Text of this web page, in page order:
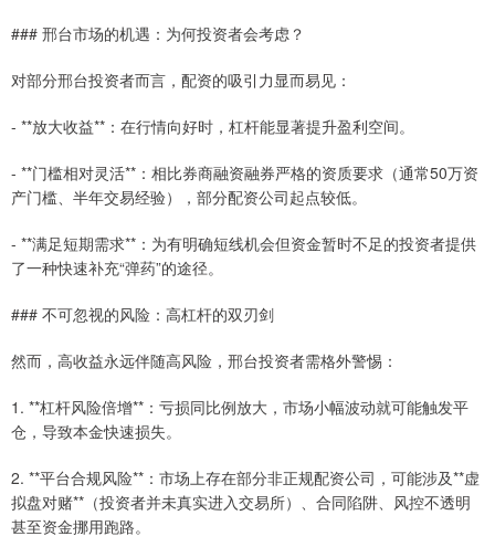
### 邢台市场的机遇：为何投资者会考虑？
对部分邢台投资者而言，配资的吸引力显而易见：
- **放大收益**：在行情向好时，杠杆能显著提升盈利空间。
- **门槛相对灵活**：相比券商融资融券严格的资质要求（通常50万资
产门槛、半年交易经验），部分配资公司起点较低。
- **满足短期需求**：为有明确短线机会但资金暂时不足的投资者提供
了一种快速补充“弹药”的途径。
### 不可忽视的风险：高杠杆的双刃剑
然而，高收益永远伴随高风险，邢台投资者需格外警惕：
1. **杠杆风险倍增**：亏损同比例放大，市场小幅波动就可能触发平
仓，导致本金快速损失。
2. **平台合规风险**：市场上存在部分非正规配资公司，可能涉及**虚
拟盘对赌**（投资者并未真实进入交易所）、合同陷阱、风控不透明
甚至资金挪用跑路。